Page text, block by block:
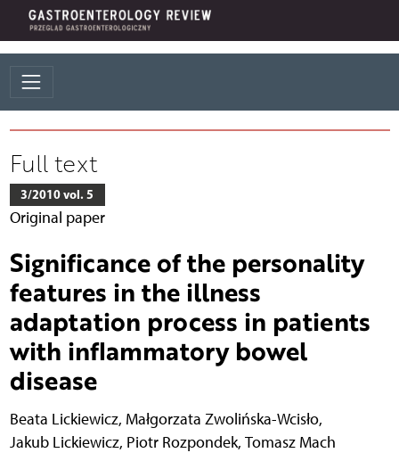
Full text
3/2010 vol. 5
Original paper
Significance of the personality
features in the illness
adaptation process in patients
with inflammatory bowel
disease
Beata Lickiewicz, Małgorzata Zwolińska-Wcisło,
Jakub Lickiewicz, Piotr Rozpondek, Tomasz Mach